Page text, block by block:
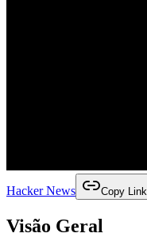
Hacker News Copy Link
Visão Geral